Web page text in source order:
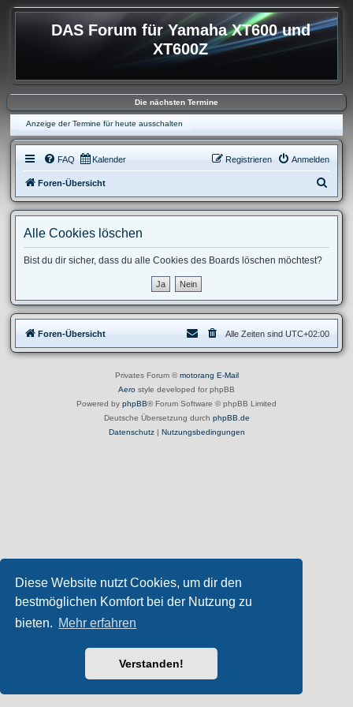
Diese Website nutzt Cookies, um dir den
bestmöglichen Komfort bei der Nutzung zu
bieten. Mehr erfahren
Verstanden!
DAS Forum für Yamaha XT600 und
XT600Z
Die nächsten Termine
Anzeige der Termine für heute ausschalten
FAQ Kalender Anmelden
Registrieren
Foren-Übersicht
u
Alle Cookies löschen
Bist du dir sicher, dass du alle Cookies des Boards löschen möchtest?
Foren-Übersicht Alle Zeiten sind UTC+02:00
Privates Forum ©motorang E-Mail
Aero style developed for phpBB
Powered by phpBB® Forum Software © phpBB Limited
Deutsche Übersetzung durch phpBB.de
Datenschutz| Nutzungsbedingungen